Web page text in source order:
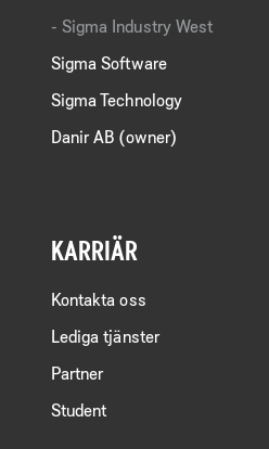
Sigma Industry West
Sigma Software
Sigma Technology
Danir AB (owner)
KARRIÄR
Kontakta oss
Lediga tjänster
Partner
Student